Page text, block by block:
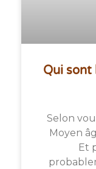
Qui sont
Selon
Moyen
Et